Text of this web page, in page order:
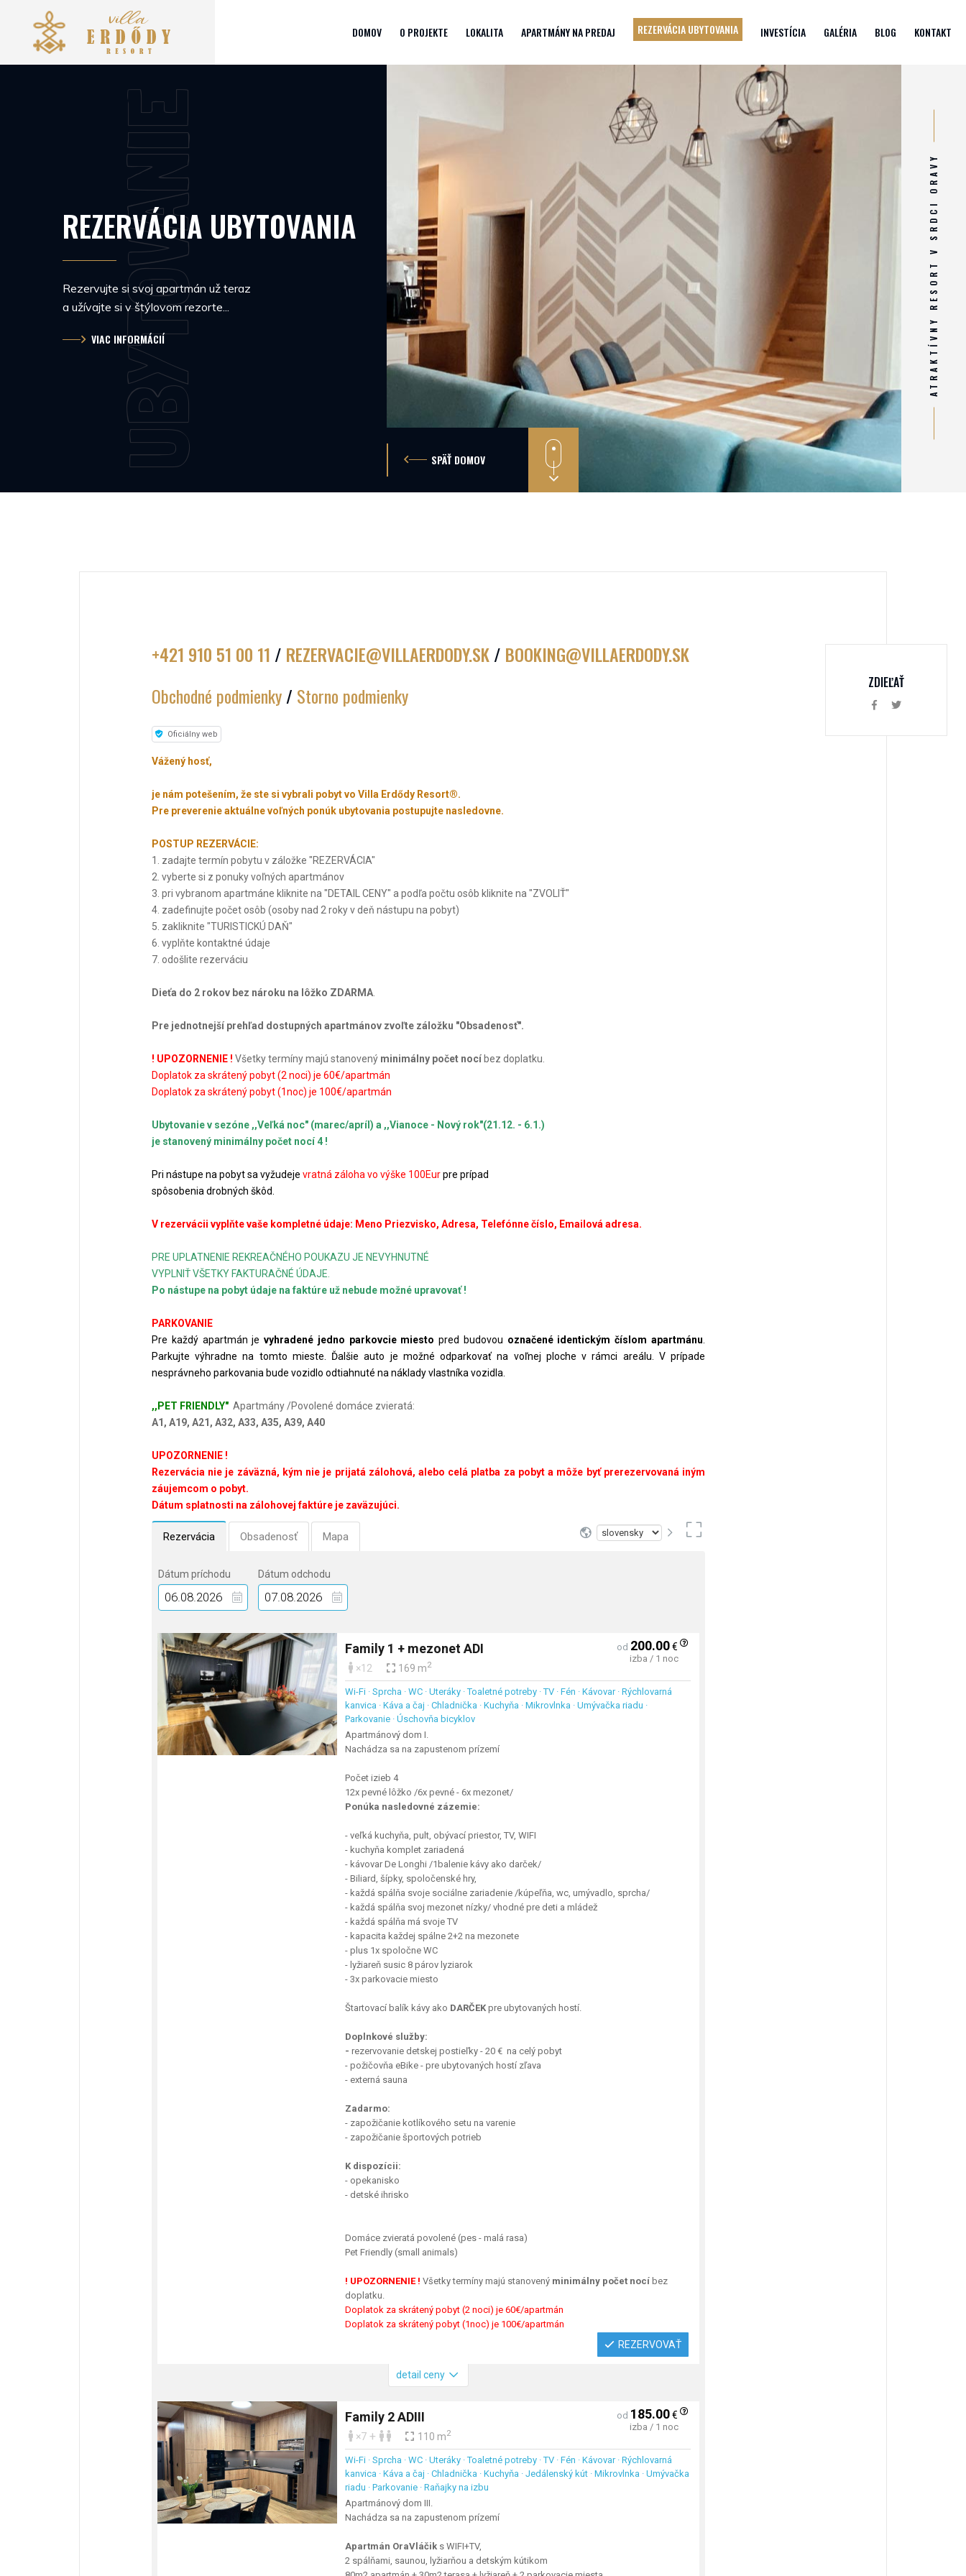
DOMOV O PROJEKTE LOKALITA APARTMÁNY NA PREDAJ REZERVÁCIA UBYTOVANIA INVESTÍCIA GALÉRIA BLOG KONTAKT
UBYTOVANIE
REZERVÁCIA UBYTOVANIA
Rezervujte si svoj apartmán už teraz
a užívajte si v štýlovom rezorte...
VIAC INFORMÁCIÍ ATRAKTÍVNY RESORT V SRDCI ORAVY
SPÄŤ DOMOV
ZDIEĽAŤ
+421 910 51 00 11 / REZERVACIE@VILLAERDODY.SK/ BOOKING@VILLAERDODY.SK
Obchodné podmienky/ Storno podmienky